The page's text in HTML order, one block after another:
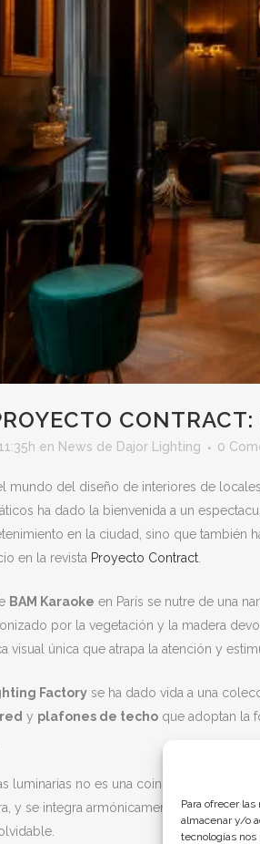
Para ofrecer
almacenar y/o
tecnologías
en News de Dajor Lighting 0
mundo del diseño de interiores de
ha dado la bienvenida a un
en la ciudad, sino que
en la revista Proyecto Contract
BAM Karaoke en París se nutre de una
por la vegetación y la madera
visual única que atrapa la atención y
Factory se ha dado vida a una
y plafones de techo que adoptan la
luminarias no es una coincidencia, sino
y se integra armónicamente con la